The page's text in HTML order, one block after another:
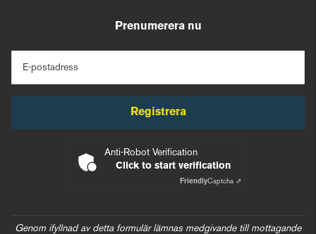
Prenumerera nu
E-postadress
Registrera
Anti-Robot Verification
Click to start verification
FriendlyCaptcha ⇗
Genom ifyllnad av detta formulär lämnas medgivande till mottagande